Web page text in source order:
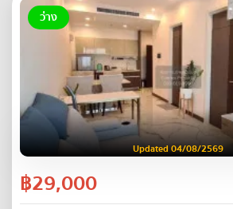
ว่าง
Updated 04/08/2569
฿29,000